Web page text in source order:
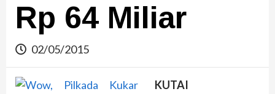
Rp 64 Miliar
02/05/2015
KUTAI